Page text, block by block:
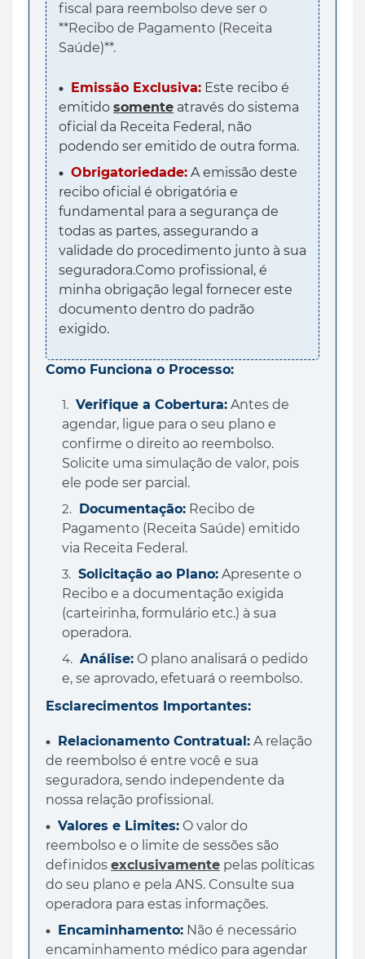
fiscal para reembolso deve ser o
**Recibo de Pagamento (Receita
Saúde)**.
Emissão Exclusiva: Este recibo é
emitido somente através do sistema
oficial da Receita Federal, não
podendo ser emitido de outra forma.
Obrigatoriedade: A emissão deste
recibo oficial é obrigatória e
fundamental para a segurança de
todas as partes, assegurando a
validade do procedimento junto à sua
seguradora.Como profissional, é
minha obrigação legal fornecer este
documento dentro do padrão
exigido.
Como Funciona o Processo:
Verifique a Cobertura: Antes de
agendar, ligue para o seu plano e
confirme o direito ao reembolso.
Solicite uma simulação de valor, pois
ele pode ser parcial.
Documentação: Recibo de
Pagamento (Receita Saúde) emitido
via Receita Federal.
Solicitação ao Plano: Apresente o
Recibo e a documentação exigida
(carteirinha, formulário etc.) à sua
operadora.
Análise: O plano analisará o pedido
e, se aprovado, efetuará o reembolso.
Esclarecimentos Importantes:
Relacionamento Contratual: A relação
de reembolso é entre você e sua
seguradora, sendo independente da
nossa relação profissional.
Valores e Limites: O valor do
reembolso e o limite de sessões são
definidos exclusivamente pelas políticas
do seu plano e pela ANS. Consulte sua
operadora para estas informações.
Encaminhamento: Não é necessário
encaminhamento médico para agendar